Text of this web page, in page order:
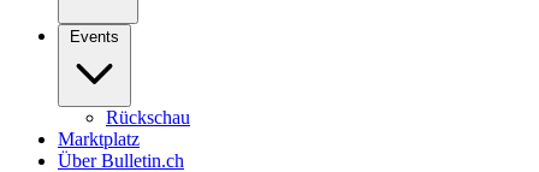
Events
Rückschau
Marktplatz
Über Bulletin.ch